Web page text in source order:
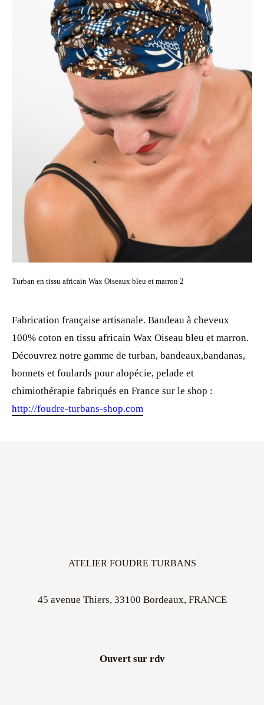
Turban en tissu africain Wax Oiseaux bleu et marron 2
Fabrication française artisanale. Bandeau à cheveux
100% coton en tissu africain Wax Oiseau bleu et marron.
Découvrez notre gamme de turban, bandeaux,bandanas,
bonnets et foulards pour alopécie, pelade et
chimiothérapie fabriqués en France sur le shop :
http://foudre-turbans-shop.com
ATELIER FOUDRE TURBANS
45 avenue Thiers, 33100 Bordeaux, FRANCE
Ouvert sur rdv